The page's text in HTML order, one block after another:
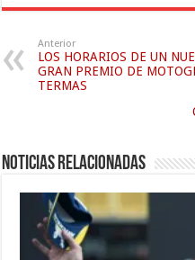
Anterior
LOS HORARIOS DE UN
GRAN PREMIO DE
TERMAS
Noticias relacionadas